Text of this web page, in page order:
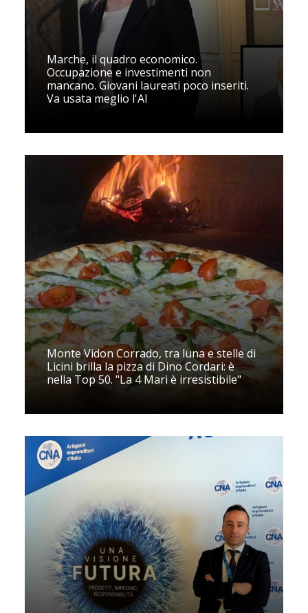
Marche, il quadro economico.
Occupazione e investimenti non
mancano. Giovani laureati poco inseriti.
Va usata meglio l'AI
Monte Vidon Corrado, tra luna e stelle di
Licini brilla la pizza di Dino Cordari: è
nella Top 50. "La 4 Mari è irresistibile"